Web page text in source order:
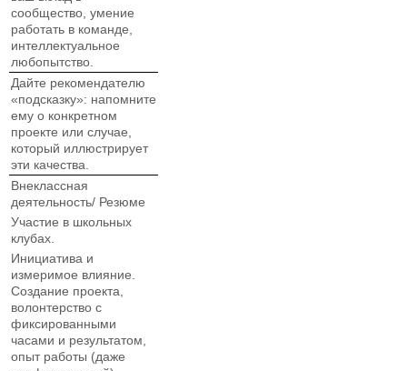
сообщество, умение
работать в команде,
интеллектуальное
любопытство.
Дайте рекомендателю
«подсказку»: напомните
ему о конкретном
проекте или случае,
который иллюстрирует
эти качества.
Внеклассная
деятельность/ Резюме
Участие в школьных
клубах.
Инициатива и
измеримое влияние.
Создание проекта,
волонтерство с
фиксированными
часами и результатом,
опыт работы (даже